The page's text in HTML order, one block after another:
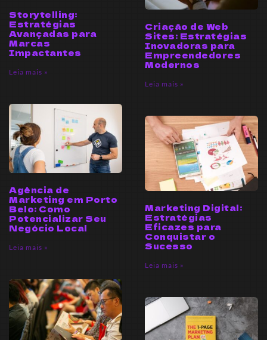
Storytelling:
Estratégias
Avançadas para
Marcas
Impactantes
Leia mais »
Criação de Web
Sites: Estratégias
Inovadoras para
Empreendedores
Modernos
Leia mais »
Agência de
Marketing em Porto
Belo: Como
Potencializar Seu
Negócio Local
Leia mais »
Marketing Digital:
Estratégias
Eficazes para
Conquistar o
Sucesso
Leia mais »